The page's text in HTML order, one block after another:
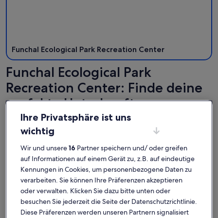
Funchal Ecological Park Recreation Center
Funchal Ecological Park
Recreation Center: Finde deine
perfekte Unterkunft
Weitere Infos zu Luxury Villa With Private Heated Pool,
Ihre Privatsphäre ist uns
wichtig
Wir und unsere16 Partner speichern und/ oder greifen
auf Informationen auf einem Gerät zu, z.B. auf eindeutige
Kennungen in Cookies, um personenbezogene Daten zu
verarbeiten. Sie können Ihre Präferenzen akzeptieren
oder verwalten. Klicken Sie dazu bitte unten oder
besuchen Sie jederzeit die Seite der Datenschutzrichtlinie.
Diese Präferenzen werden unseren Partnern signalisiert